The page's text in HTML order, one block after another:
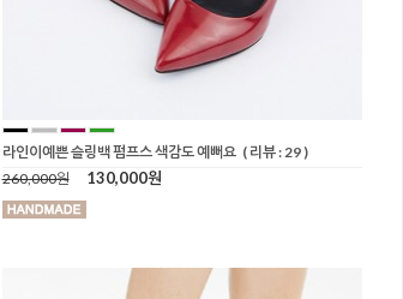
라인이예쁜 슬링백 펌프스 색감도 예뻐요 ( 리뷰 : 29 )
260,000원
130,000원